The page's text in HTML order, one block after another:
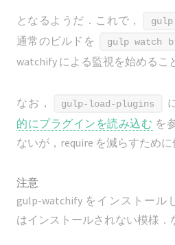
となるようだ．これで，
通常のビルドを
gulp watch
watchify による監視を始めるこ
なお， gulp-load-plugins
的にプラグインを読み込む を
ないが，require を減らすために
注意
gulp-watchify をインストール
はインストールされない模様．